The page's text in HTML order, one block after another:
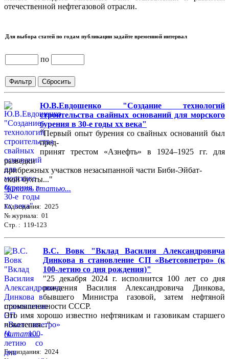
отечественной нефтегазовой отрасли.
Для выбора статей по годам публикации задайте временной интервал
по
Ю.В.Евдошенко "Создание технологий
строительства свайных оснований для морского
бурения в 30-е годы хх века"
"Первый опыт бурения со свайных оснований был
пред-
принят трестом «Азнефть» в 1924–1925 гг. для
разведки
прибрежных участков незасыпанной части Биби-Эйбат-
ской бухты..."
Читать статью...
Год издания: 2025
№ журнала: 01
Стр. : 119-123
В.С. Вовк "Вклад Василия Александровича
Динкова в становление СП «Вьетсовпетро» (к
100-летию со дня рождения)"
"25 декабря 2024 г. исполнится 100 лет со дня
рождения Василия Александровича Динкова,
бывшего Министра газовой, затем нефтяной
промышленности СССР.
Это имя хорошо известно нефтяникам и газовикам старшего
поколения..."
Читать...
Год издания: 2024